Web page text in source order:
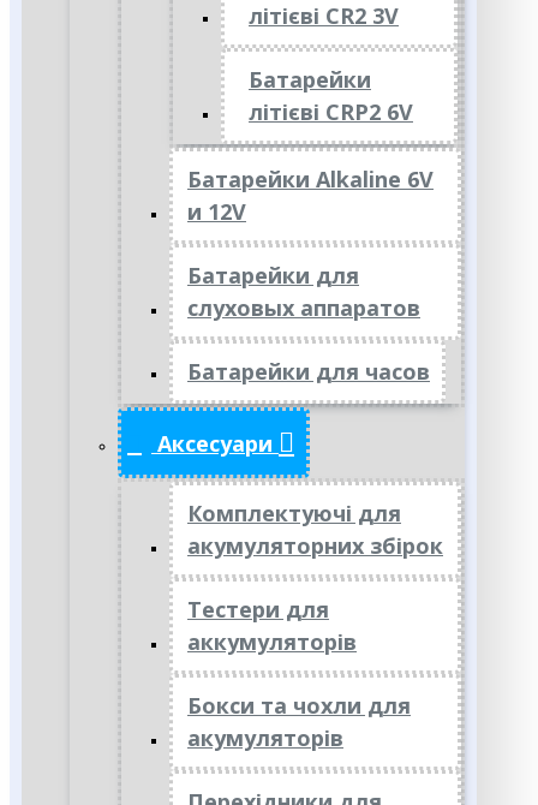
літієві CR2 3V
Батарейки
літієві CRP2 6V
Батарейки Alkaline 6V
и 12V
Батарейки для
слуховых аппаратов
Батарейки для часов
Аксесуари
Комплектуючі для
акумуляторних збірок
Тестери для
аккумуляторів
Бокси та чохли для
акумуляторів